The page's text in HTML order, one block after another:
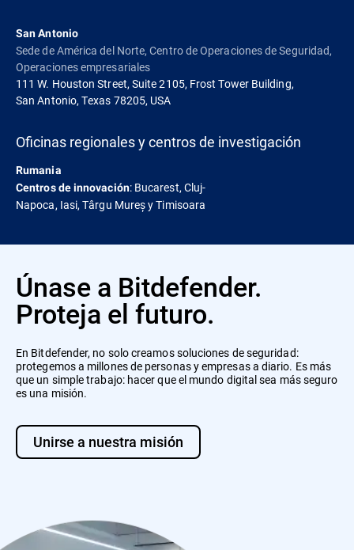
San Antonio
Sede de América del Norte, Centro de Operaciones de Seguridad,
Operaciones empresariales
111 W. Houston Street, Suite 2105, Frost Tower Building,
San Antonio, Texas 78205, USA
Oficinas regionales y centros de investigación
Rumania
Centros de innovación: Bucarest, Cluj-
Napoca, Iasi, Târgu Mureș y Timisoara
Únase a Bitdefender.
Proteja el futuro.
En Bitdefender, no solo creamos soluciones de seguridad:
protegemos a millones de personas y empresas a diario. Es más
que un simple trabajo: hacer que el mundo digital sea más seguro
es una misión.
Unirse a nuestra misión